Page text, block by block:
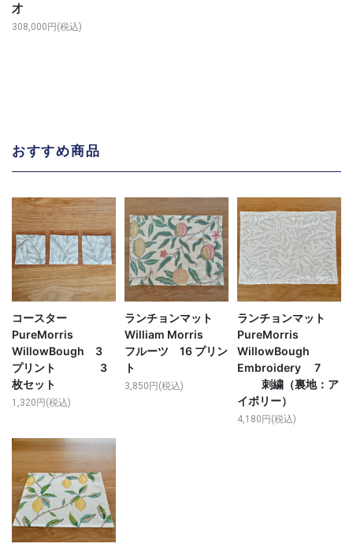
才
308,000円(税込)
おすすめ商品
コースター
PureMorris
WillowBough 3
プリント 3
枚セット
1,320円(税込)
ランチョンマット
William Morris
フルーツ 16 プリン
ト
3,850円(税込)
ランチョンマット
PureMorris
WillowBough
Embroidery 7
刺繍（裏地：ア
イボリー）
4,180円(税込)